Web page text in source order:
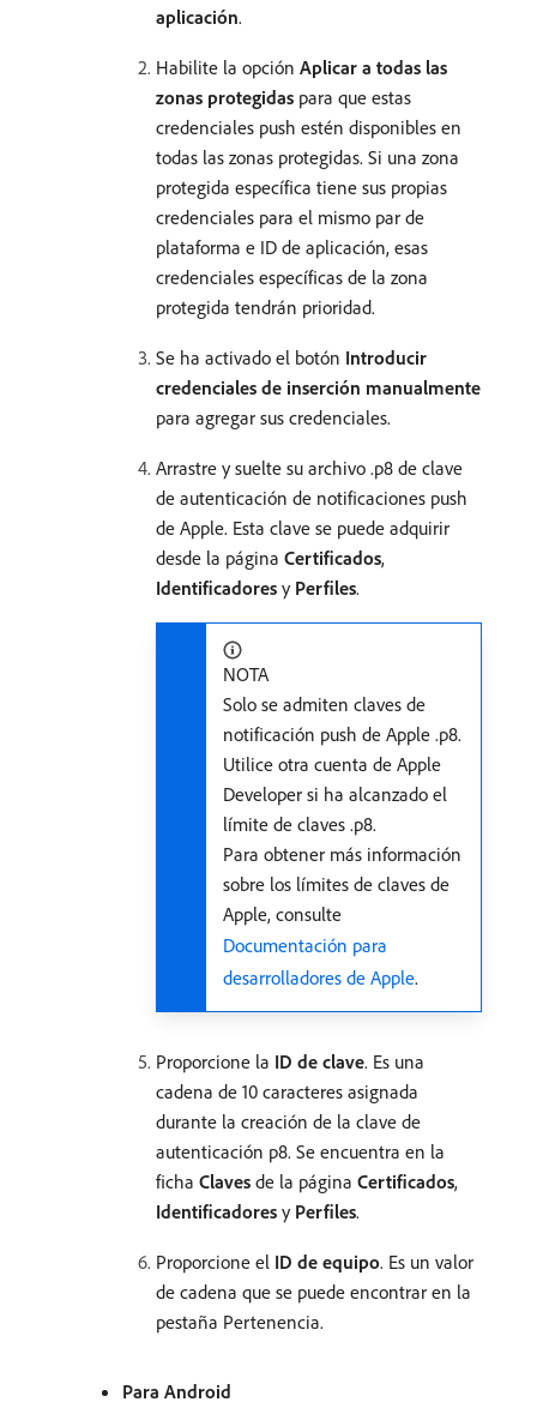
aplicación.
Habilite la opción Aplicar a todas las
zonas protegidas para que estas
credenciales push estén disponibles en
todas las zonas protegidas. Si una zona
protegida específica tiene sus propias
credenciales para el mismo par de
plataforma e ID de aplicación, esas
credenciales específicas de la zona
protegida tendrán prioridad.
Se ha activado el botón Introducir
credenciales de inserción manualmente
para agregar sus credenciales.
Arrastre y suelte su archivo .p8 de clave
de autenticación de notificaciones push
de Apple. Esta clave se puede adquirir
desde la página Certificados,
Identificadores y Perfiles.
NOTA
Solo se admiten claves de
notificación push de Apple .p8.
Utilice otra cuenta de Apple
Developer si ha alcanzado el
límite de claves .p8.
Para obtener más información
sobre los límites de claves de
Apple, consulte
Documentación para
desarrolladores de Apple.
Proporcione la ID de clave. Es una
cadena de 10 caracteres asignada
durante la creación de la clave de
autenticación p8. Se encuentra en la
ficha Claves de la página Certificados,
Identificadores y Perfiles.
Proporcione el ID de equipo. Es un valor
de cadena que se puede encontrar en la
pestaña Pertenencia.
Para Android